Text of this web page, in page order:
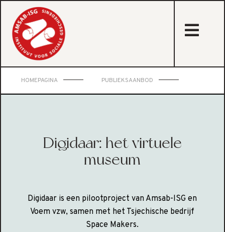
HOMEPAGINA PUBLIEKSAANBOD
Digidaar: het virtuele
museum
Digidaar is een pilootproject van Amsab-ISG en
Voem vzw, samen met het Tsjechische bedrijf
Space Makers.